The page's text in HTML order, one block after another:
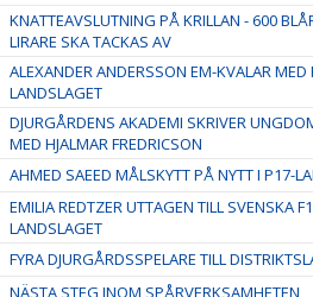
KNATTEAVSLUTNING PÅ KRILLAN - 600
LIRARE SKA TACKAS AV
ALEXANDER ANDERSSON EM-KVALAR MED
LANDSLAGET
DJURGÅRDENS AKADEMI SKRIVER
MED HJALMAR FREDRICSON
AHMED SAEED MÅLSKYTT PÅ NYTT I P17-
EMILIA REDTZER UTTAGEN TILL SVENSKA
LANDSLAGET
FYRA DJURGÅRDSSPELARE TILL
NÄSTA STEG INOM SPÅRVERKSAMHETEN